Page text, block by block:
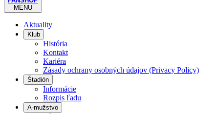
MENU
Aktuality
Klub
História
Kontakt
Kariéra
Zásady ochrany osobných údajov (Privacy Policy)
Štadión
Informácie
Rozpis ľadu
A-mužstvo